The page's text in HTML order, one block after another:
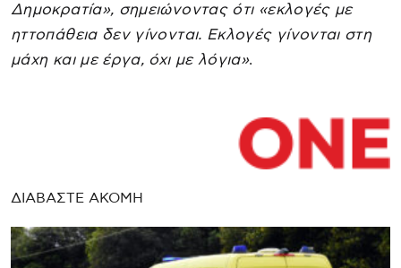
Δημοκρατία», σημειώνοντας ότι «εκλογές με
ηττοπάθεια δεν γίνονται. Εκλογές γίνονται στη
μάχη και με έργα, όχι με λόγια».
ΔΙΑΒΑΣΤΕ ΑΚΟΜΗ